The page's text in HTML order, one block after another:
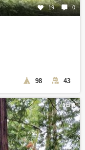
19 0
98 43
3日前